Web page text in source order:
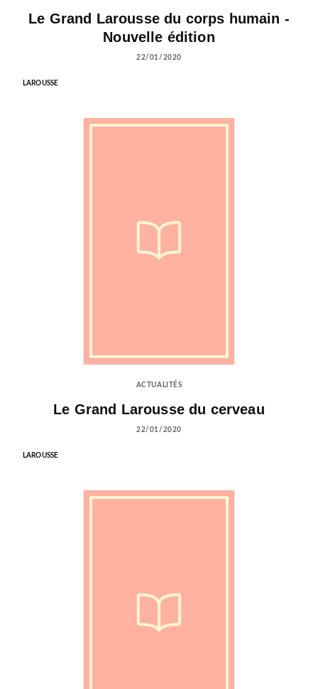
Le Grand Larousse du corps humain -
Nouvelle édition
22/01/2020
LAROUSSE
ACTUALITÉS
Le Grand Larousse du cerveau
22/01/2020
LAROUSSE